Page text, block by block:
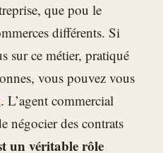
que pou le
différents. Si
sur ce métier, pratiqué
vous pouvez vous
. L’agent commercial
négocier des contrats
un véritable rôle